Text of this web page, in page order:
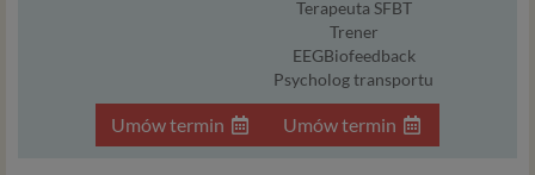
Umów termin
Terapeuta SFBT
Trener
EEGBiofeedback
Psycholog transportu
Umów termin
sprawdzenie, czy do Twojego konta nie loguje się
nieuprawniona osoba), dokonanie pomiarów
statystycznych, ulepszania naszych usług i
dopasowania ich do potrzeb i wygody
użytkowników (np. personalizowanie treści w
usługach) jak również prowadzenie marketingu i